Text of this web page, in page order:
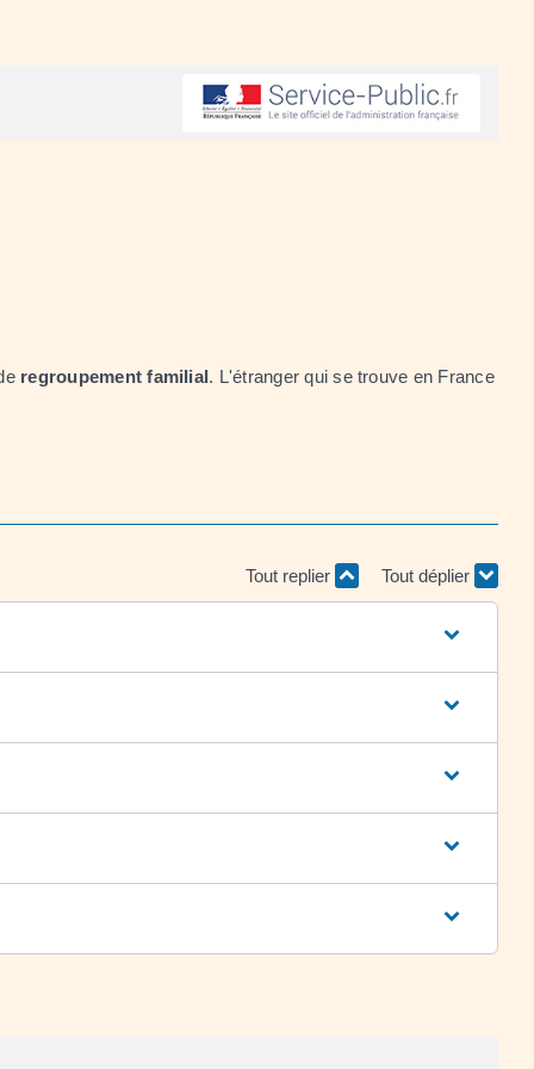
regroupement familial. L'étranger qui se trouve en France
Tout replier Tout déplier